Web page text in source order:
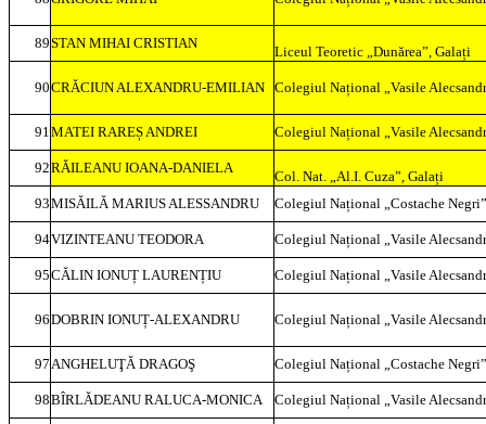
89STAN MIHAI CRISTIAN
Liceul Teoretic „Dunărea”, Galați
90CRĂCIUN ALEXANDRU-EMILIAN Colegiul Național „Vasile
91MATEI RAREȘ ANDREI Colegiul Național „Vasile
92RĂILEANU IOANA-DANIELA
Col. Nat. „Al.I. Cuza”, Galați
93MISĂILĂ MARIUS ALESSANDRU Colegiul Național „Costache
94VIZINTEANU TEODORA Colegiul Național „Vasile
95CĂLIN IONUȚ LAURENȚIU Colegiul Național „Vasile
96DOBRIN IONUȚ-ALEXANDRU Colegiul Național „Vasile
97ANGHELUŢĂ DRAGOŞ Colegiul Național „Costache
98BÎRLĂDEANU RALUCA-MONICA Colegiul Național „Vasile